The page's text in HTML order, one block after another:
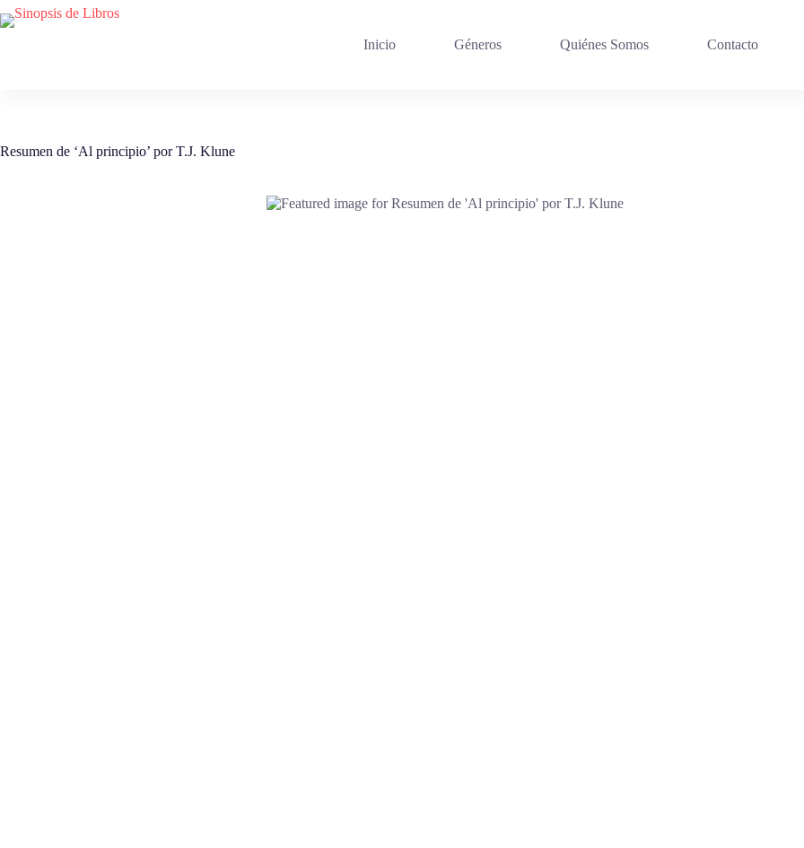
Saltar
al
Inicio Géneros Quiénes Somos Contacto
Resumen de ‘Al principio’ por T.J. Klune